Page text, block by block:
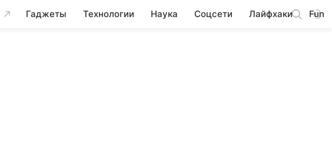
Гаджеты Технологии Наука Соцсети Лайфхаки Fun